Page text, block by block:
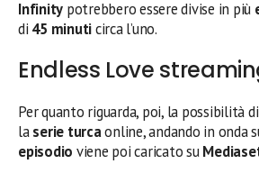
Infinity potrebbero essere divise in più
di 45 minuticirca l’uno.
Endless Love
Per quanto riguarda, poi, la possibilità
laserie turcaonline, andando in onda
episodio viene poi caricato su